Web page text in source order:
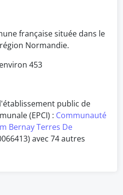
française située dans le
Normandie.
453
public de
(EPCI) : Communauté
Bernay Terres De
avec 74 autres